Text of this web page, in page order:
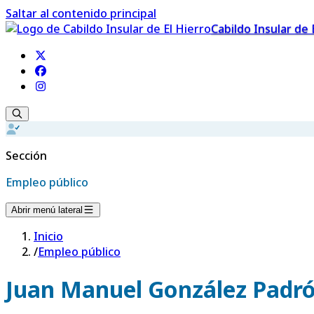
Saltar al contenido principal
Cabildo Insular de
Sección
Empleo público
Abrir menú lateral
Inicio
/Empleo público
Juan Manuel González